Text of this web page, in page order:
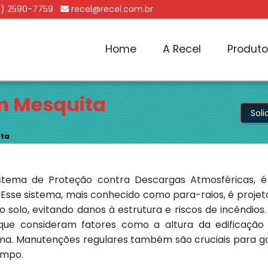
2590-7759 recel@recel.com.br
Home A Recel
Mesquita
de Proteção contra Descargas Atmosféricas,
sistema, mais conhecido como para-raios, é
evitando danos à estrutura e riscos de
consideram fatores como a altura da edificação
Manutenções regulares também são cruciais para